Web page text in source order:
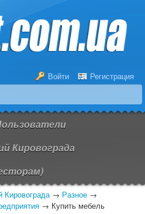
Войти Регистрация
Кировограда
Кировограда → Разное →
→ Купить мебель